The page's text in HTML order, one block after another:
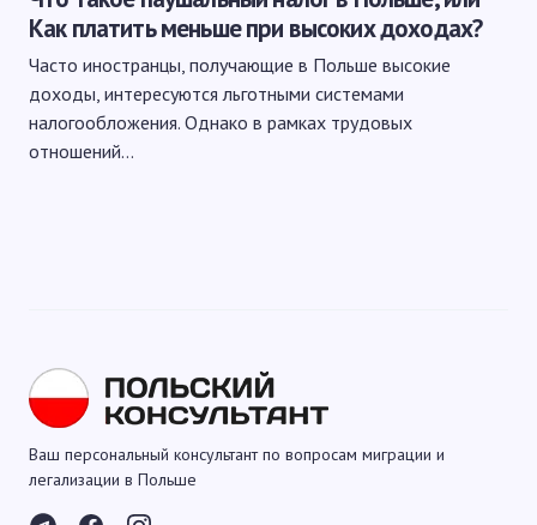
Как платить меньше при высоких доходах?
Часто иностранцы, получающие в Польше высокие
доходы, интересуются льготными системами
налогообложения. Однако в рамках трудовых
отношений…
Ваш персональный консультант по вопросам миграции и
легализации в Польше